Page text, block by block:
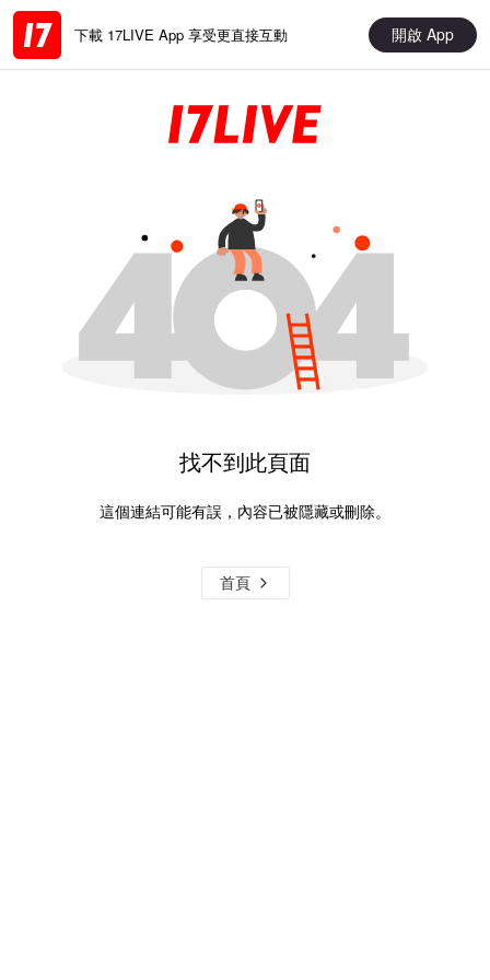
下載 17LIVE App 享受更直接互動 開啟 App
找不到此頁面
這個連結可能有誤，內容已被隱藏或刪除。
首頁